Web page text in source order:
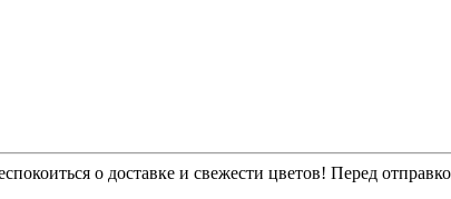
о доставке и свежести цветов! Перед